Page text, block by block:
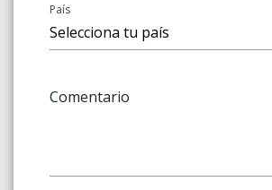
País
Comentario